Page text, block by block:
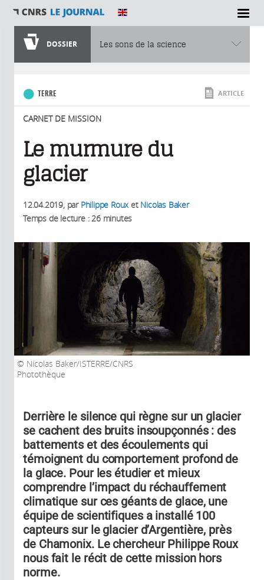
SECTIONS
DOSSIER Les sons de la science
TERRE
CARNET DE MISSION
ARTICLE
Le murmure du
glacier
12.04.2019, par Philippe Rouxet Nicolas Baker
Temps de lecture : 26 minutes
Nicolas Baker/ISTERRE/CNRS
Photothèque
Derrière le silence qui règne sur un glacier
se cachent des bruits insoupçonnés : des
battements et des écoulements qui
témoignent du comportement profond de
la glace. Pour les étudier et mieux
comprendre l’impact du réchauffement
climatique sur ces géants de glace, une
équipe de scientifiques a installé 100
capteurs sur le glacier d’Argentière, près
de Chamonix. Le chercheur Philippe Roux
nous fait le récit de cette mission hors
norme.